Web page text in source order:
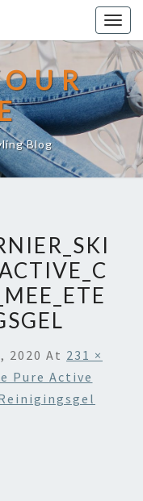
Blog
2020 At 231 ×
Pure Active